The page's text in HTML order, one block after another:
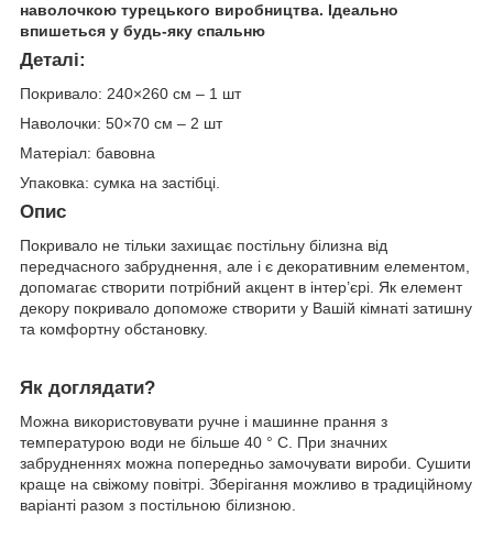
наволочкою турецького виробництва. Ідеально
впишеться у будь-яку спальню
Деталі:
Покривало: 240×260 см – 1 шт
Наволочки: 50×70 см – 2 шт
Матеріал: бавовна
Упаковка: сумка на застібці.
Опис
Покривало не тільки захищає постільну білизна від
передчасного забруднення, але і є декоративним елементом,
допомагає створити потрібний акцент в інтер’єрі. Як елемент
декору покривало допоможе створити у Вашій кімнаті затишну
та комфортну обстановку.
Як доглядати?
Можна використовувати ручне і машинне прання з
температурою води не більше 40 ° C. При значних
забрудненнях можна попередньо замочувати вироби. Сушити
краще на свіжому повітрі. Зберігання можливо в традиційному
варіанті разом з постільною білизною.